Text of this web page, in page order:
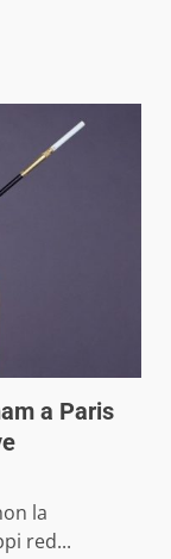
a Paris
la
red...